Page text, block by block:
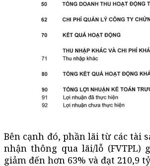
Bên cạnh đó, phần lãi từ các tài
nhận thông qua lãi/lỗ (FVTPL)
giảm đến hơn 63% và đạt 210,9